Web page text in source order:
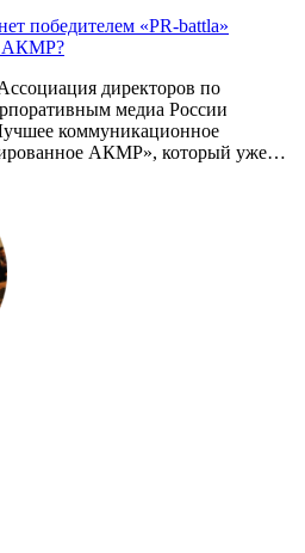
победителем «PR-battlа»
АКМР?
директоров по
медиа России
коммуникационное
АКМР», который уже…